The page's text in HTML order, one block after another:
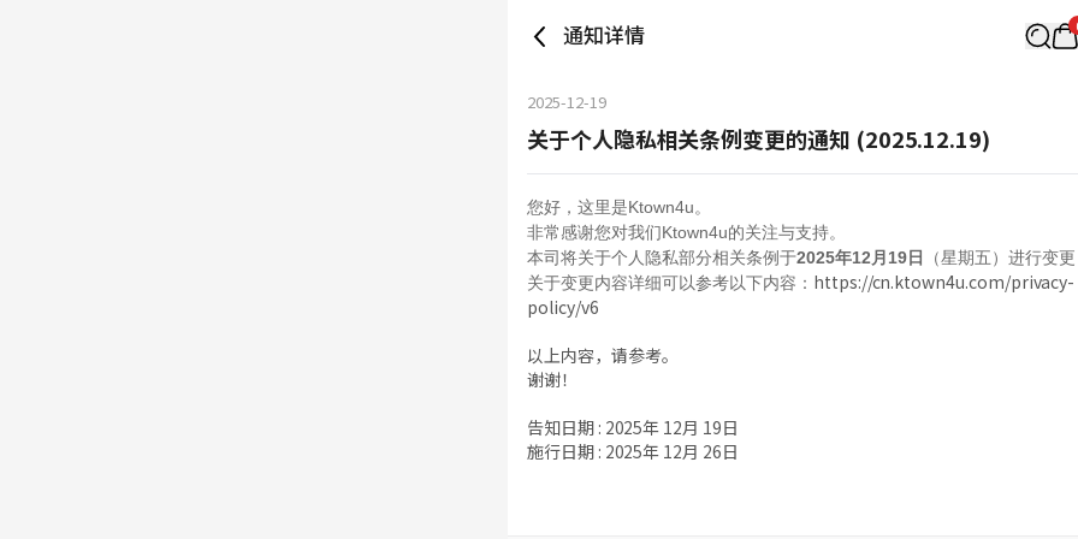
通知详情
2025-12-19
关于个人隐私相关条例变更的通知 (2025.12.19)
您好，这里是Ktown4u。
非常感谢您对我们Ktown4u的关注与支持。
本司将关于个人隐私部分相关条例于2025年12月19日
（星期五）进行变更
关于变更内容详细可以参考以下内容： https://cn.ktown4u.com/privacy-
policy/v6
以上内容，请参考。
谢谢！
告知日期 : 2025年 12月 19日
施行日期 : 2025年 12月 26日